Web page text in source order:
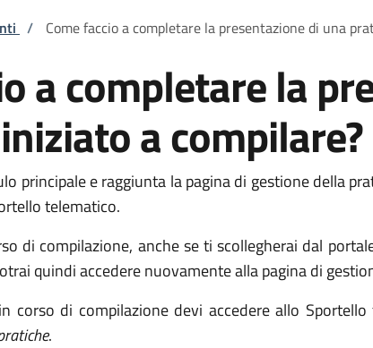
/ Come faccio a completare la presentazione di una
a completare la
a compilare?
principale e raggiunta la pagina di gestione della
telematico.
di compilazione, anche se ti scollegherai dal
quindi accedere nuovamente alla pagina di
corso di compilazione devi accedere allo
.